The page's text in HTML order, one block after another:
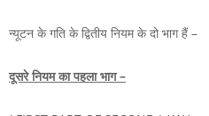
न्यूटन के गति के द्वितीय नियमके दो भाग हैं –
दूसरे नियम का पहला भाग –